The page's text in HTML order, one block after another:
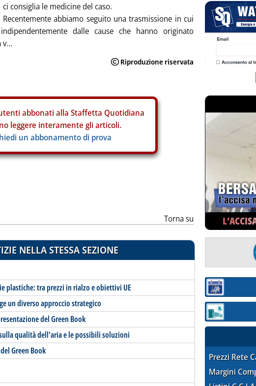
ci consiglia le medicine del caso.
Recentemente abbiamo seguito una trasmissione in cui
dalle cause che hanno originato
abbonati alla Staffetta Quotidiana
leggere interamente gli articoli.
un abbonamento di prova
Torna su
NELLA STESSA SEZIONE
plastiche: tra prezzi in rialzo e obiettivi UE
un diverso approccio strategico
del Green Book
qualità dell'aria e le possibili soluzioni
Green Book
Sezione:
Sezione:
Prezzi Rete
Margini